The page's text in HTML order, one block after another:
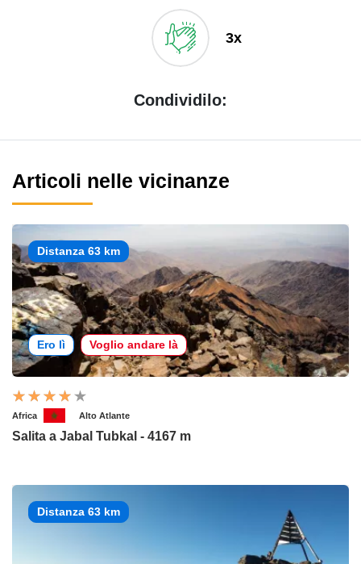
3x
Condividilo:
Articoli nelle vicinanze
Distanza 63 km
Ero lì Voglio andare là
Africa Alto Atlante
Salita a Jabal Tubkal - 4167 m
Distanza 63 km